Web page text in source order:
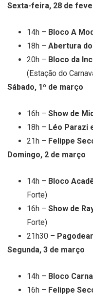
Sexta-feira, 28 de
14h – Bloco A
18h – Abertura
20h – Bloco da
(Estação do
Sábado, 1º de março
16h – Show de
18h – Léo Parazi
21h – Felippe
Domingo, 2 de março
14h – Bloco
Forte)
16h – Show de
Forte)
21h30 –
Segunda, 3 de março
14h – Bloco
16h – Felippe